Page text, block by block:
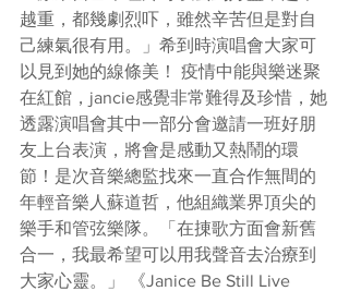
越重，都幾劇烈吓，雖然辛苦但是對自
己練氣很有用。」希到時演唱會大家可
以見到她的線條美！ 疫情中能與樂迷聚
在紅館，jancie感覺非常難得及珍惜，她
透露演唱會其中一部分會邀請一班好朋
友上台表演，將會是感動又熱鬧的環
節！是次音樂總監找來一直合作無間的
年輕音樂人蘇道哲，他組織業界頂尖的
樂手和管弦樂隊。「在㨂歌方面會新舊
合一，我最希望可以用我聲音去治療到
大家心靈。」 《Janice Be Still Live